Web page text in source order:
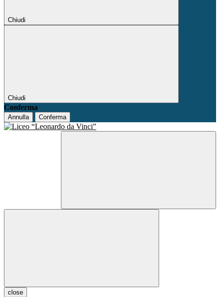
Chiudi
Chiudi
Conferma
Annulla Conferma
close